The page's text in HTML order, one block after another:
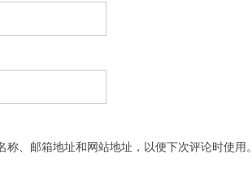
、邮箱地址和网站地址，以便下次评论时使用。